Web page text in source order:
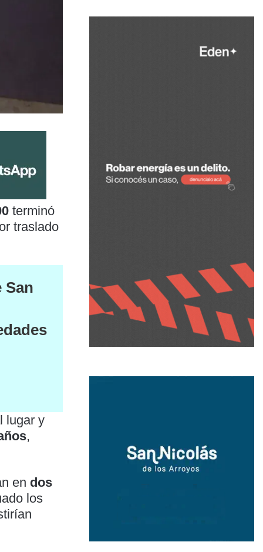
terminó
traslado
San
lugar y
,
en dos
los